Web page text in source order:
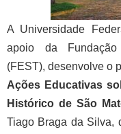
A Universidade
apoio da Fundação
(FEST), desenvolve o
Ações Educativas
Histórico de São
Tiago Braga da Silva,